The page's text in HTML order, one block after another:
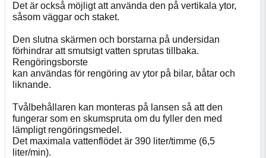
Det är också möjligt att använda den på vertikala ytor,
såsom väggar och staket.
Den slutna skärmen och borstarna på undersidan
förhindrar att smutsigt vatten sprutas tillbaka.
Rengöringsborste
kan användas för rengöring av ytor på bilar, båtar och
liknande.
Tvålbehållaren kan monteras på lansen så att den
fungerar som en skumspruta om du fyller den med
lämpligt rengöringsmedel.
Det maximala vattenflödet är 390 liter/timme (6,5
liter/min).